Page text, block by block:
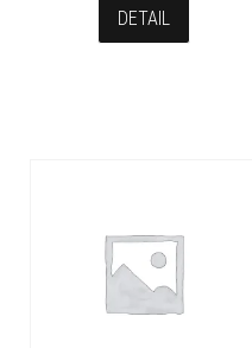
DETAIL